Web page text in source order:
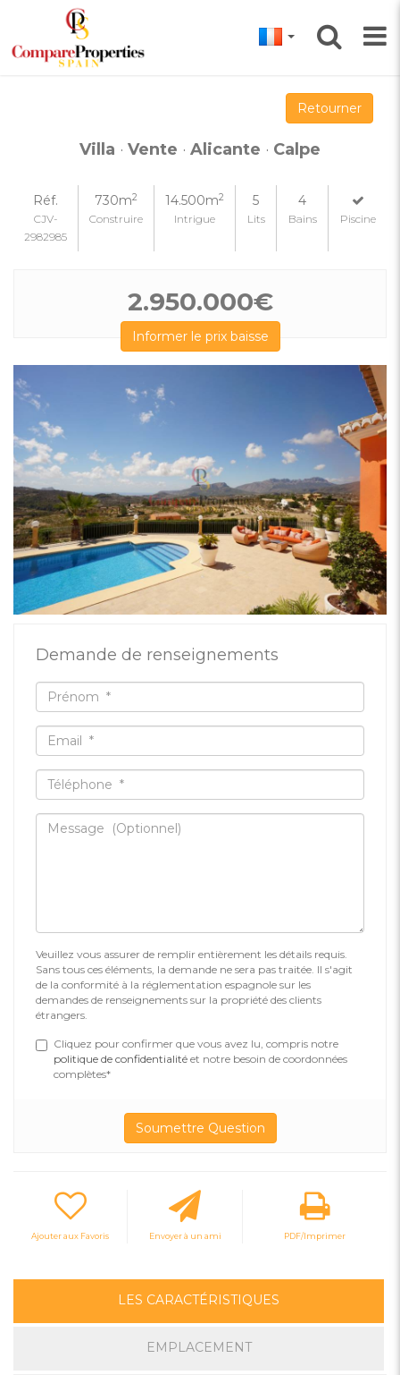
Retourner
Villa · Vente · Alicante · Calpe
Réf.
CJV-
2982985
730m2
Construire
14.500m2
Intrigue
5
Lits
4
Bains Piscine
2.950.000€
Informer le prix baisse
Demande de renseignements
Veuillez vous assurer de remplir entièrement les détails requis.
Sans tous ces éléments, la demande ne sera pas traitée. Il s'agit
de la conformité à la réglementation espagnole sur les
demandes de renseignements sur la propriété des clients
étrangers.
Cliquez pour confirmer que vous avez lu, compris notre
politique de confidentialité et notre besoin de coordonnées
complètes*
Ajouter aux Favoris Envoyer à un ami PDF/Imprimer
LES CARACTÉRISTIQUES
EMPLACEMENT